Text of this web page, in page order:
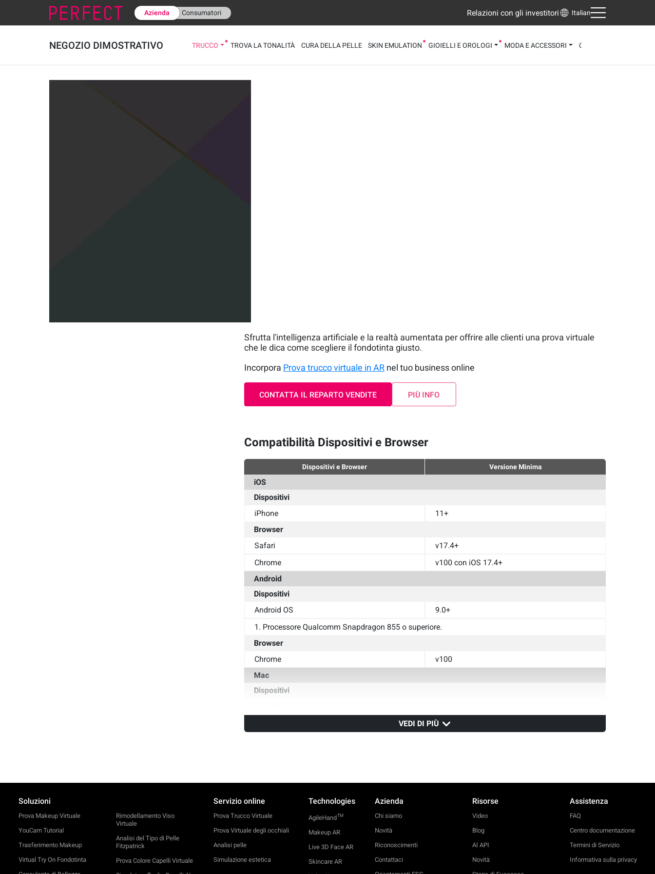
Azienda Consumatori Relazioni con gli investitori Italian
NEGOZIO DIMOSTRATIVO TRUCCO TROVA LA TONALITÀ CURA DELLA PELLE SKIN EMULATION GIOIELLI E OROLOGI MODA E ACCESSORI CALZATURE
Sfrutta l'intelligenza artificiale e la realtà aumentata per offrire alle clienti una prova virtuale
che le dica come scegliere il fondotinta giusto.
Incorpora Prova trucco virtuale in ARnel tuo business online
CONTATTA IL REPARTO VENDITE PIÙ INFO
Compatibilità Dispositivi e Browser
Dispositivi e Browser Versione Minima
iOS
Dispositivi
iPhone
11+
Browser
Safari
v17.4+
Chrome
v100 con iOS 17.4+
Android
Dispositivi
Android OS
9.0+
1. Processore Qualcomm Snapdragon 855 o superiore.
Browser
Chrome
v100
Mac
Dispositivi
VEDI DI PIÙ
Soluzioni
Prova Makeup Virtuale
YouCam Tutorial
Trasferimento Makeup
Virtual Try On Fondotinta
Rimodellamento Viso
Virtuale
Analisi del Tipo di Pelle
Fitzpatrick
Prova Colore Capelli Virtuale
Servizio online
Prova Trucco Virtuale
Prova Virtuale degli occhiali
Analisi pelle
Simulazione estetica
Technologies
AgileHandTM
Makeup AR
Live 3D Face AR
Skincare AR
Azienda
Chi siamo
Novità
Riconoscimenti
Contattaci
Risorse
Video
Blog
AI API
Novità
Assistenza
FAQ
Centro documentazione
Termini di Servizio
Informativa sulla privacy